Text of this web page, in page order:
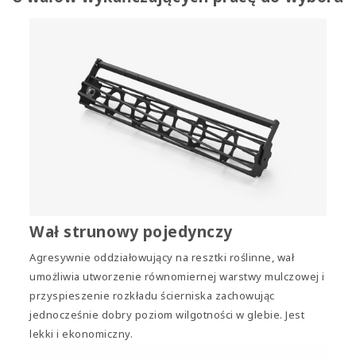
Wał strunowy pojedynczy
Agresywnie oddziałowujący na resztki roślinne, wał
umożliwia utworzenie równomiernej warstwy mulczowej i
przyspieszenie rozkładu ścierniska zachowując
jednocześnie dobry poziom wilgotności w glebie. Jest
lekki i ekonomiczny.